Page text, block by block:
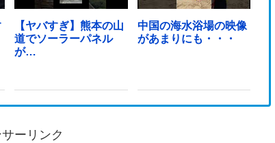
【ヤバすぎ】熊本の山
道でソーラーパネル
が…
中国の海水浴場の映像
があまりにも・・・
ーリンク